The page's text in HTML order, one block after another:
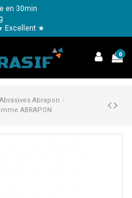
en 30min
Excellent ★
0
Abrapon
ABRAPON